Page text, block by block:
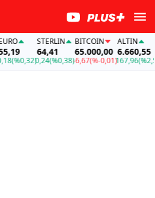
(%0,32)
STERLIN
64,41
0,24(%0,38)
BITCOIN
65.000,00
-6,67(%-0,01)
ALTIN
6.660,55
167,96(%2,59)-